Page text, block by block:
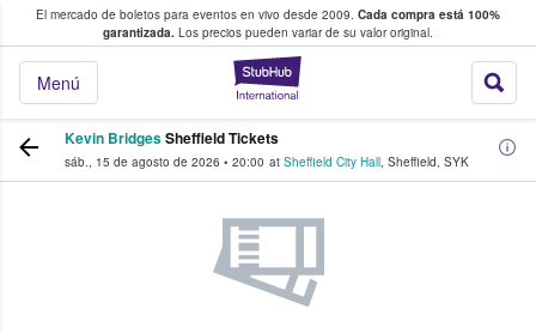
El mercado de boletos para eventos en vivo desde 2009. Cada compra está 100%
garantizada. Los precios pueden variar de su valor original.
StubHub: donde
Menú
fans compran y venden boletos
Kevin BridgesSheffield Tickets
sáb., 15 de agosto de 2026 • 20:00 at Sheffield City Hall, Sheffield, SYK